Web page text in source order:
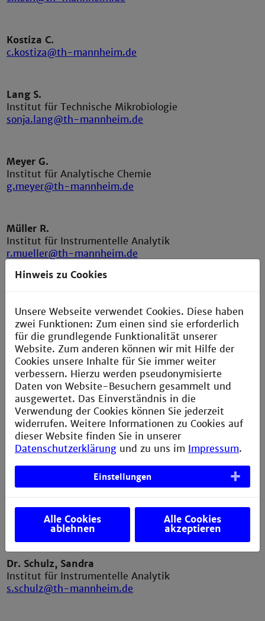
Kostiza C.
c.kostiza@th-mannheim.de
Lang S.
Institut für Technische Mikrobiologie
sonja.lang@th-mannheim.de
Meyer G.
Institut für Analytische Chemie
g.meyer@th-mannheim.de
Müller R.
Institut für Instrumentelle Analytik
r.mueller@th-mannheim.de
Institut für Analytische Chemie
a.pakusch@th-mannheim.de
Reuter M.
Institut für Technische Mikrobiologie
m.reuter@th-mannheim.de
Schlosser K.
Institut für Technische Mikrobiologie
k.schlosser@th-mannheim.de
Institut für Analytische Chemie
s.schmidt-teichmann@th-mannheim.de
Dr. Schulz, Sandra
Institut für Instrumentelle Analytik
s.schulz@th-mannheim.de
Hinweis zu Cookies
Unsere Webseite verwendet Cookies. Diese haben
zwei Funktionen: Zum einen sind sie erforderlich
für die grundlegende Funktionalität unserer
Website. Zum anderen können wir mit Hilfe der
Cookies unsere Inhalte für Sie immer weiter
verbessern. Hierzu werden pseudonymisierte
Daten von Website-Besuchern gesammelt und
ausgewertet. Das Einverständnis in die
Verwendung der Cookies können Sie jederzeit
widerrufen. Weitere Informationen zu Cookies auf
dieser Website finden Sie in unserer
Datenschutzerklärung und zu uns im Impressum.
Einstellungen
Alle Cookies
ablehnen
Alle Cookies
akzeptieren